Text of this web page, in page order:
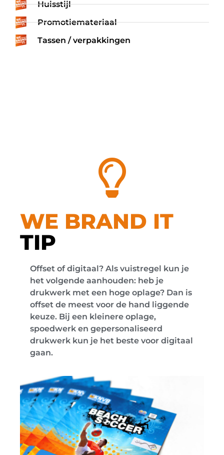
Huisstijl
Promotiemateriaal
Tassen / verpakkingen
WE BRAND IT
TIP
Offset of digitaal? Als vuistregel kun je
het volgende aanhouden: heb je
drukwerk met een hoge oplage? Dan is
offset de meest voor de hand liggende
keuze. Bij een kleinere oplage,
spoedwerk en gepersonaliseerd
drukwerk kun je het beste voor digitaal
gaan.